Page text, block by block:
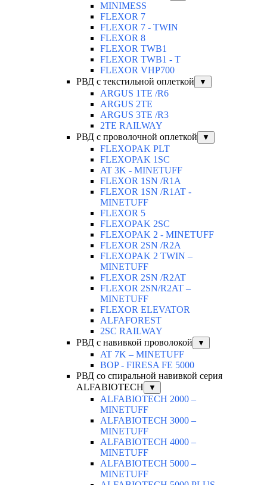
MINIMESS
FLEXOR 7
FLEXOR 7 - TWIN
FLEXOR 8
FLEXOR TWB1
FLEXOR TWB1 - T
FLEXOR VHP700
РВД с текстильной оплеткой
▼
ARGUS 1TE /R6
ARGUS 2TЕ
ARGUS 3TE /R3
2TE RAILWAY
РВД с проволочной оплеткой
▼
FLEXOPAK PLT
FLEXOPAK 1SС
AT 3K - MINETUFF
FLEXOR 1SN /R1A
FLEXOR 1SN /R1AT -
MINETUFF
FLEXOR 5
FLEXOPAK 2SС
FLEXOPAK 2 - MINETUFF
FLEXOR 2SN /R2A
FLEXOPAK 2 TWIN –
MINETUFF
FLEXOR 2SN /R2AT
FLEXOR 2SN/R2AT –
MINETUFF
FLEXOR ELEVATOR
ALFAFOREST
2SC RAILWAY
РВД с навивкой проволокой
▼
AT 7K – MINETUFF
BOP - FIRESA FE 5000
РВД со спиральной навивкой серия
ALFABIOTECH
▼
ALFABIOTECH 2000 –
MINETUFF
ALFABIOTECH 3000 –
MINETUFF
ALFABIOTECH 4000 –
MINETUFF
ALFABIOTECH 5000 –
MINETUFF